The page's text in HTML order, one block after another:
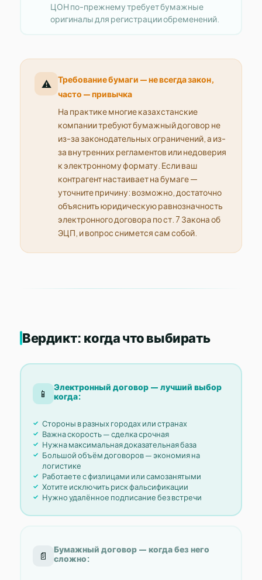
ЦОН по-прежнему требует бумажные
оригиналы для регистрации обременений.
⚠️
Требование бумаги — не всегда закон,
часто — привычка
На практике многие казахстанские
компании требуют бумажный договор не
из-за законодательных ограничений, а из-
за внутренних регламентов или недоверия
к электронному формату. Если ваш
контрагент настаивает на бумаге —
уточните причину: возможно, достаточно
объяснить юридическую равнозначность
электронного договора по ст. 7 Закона об
ЭЦП, и вопрос снимется сам собой.
Вердикт: когда что выбирать
📱
Электронный договор — лучший выбор
когда:
Стороны в разных городах или странах
Важна скорость — сделка срочная
Нужна максимальная доказательная база
Большой объём договоров — экономия на
логистике
Работаете с физлицами или самозанятыми
Хотите исключить риск фальсификации
Нужно удалённое подписание без встречи
📄
Бумажный договор — когда без него
сложно: